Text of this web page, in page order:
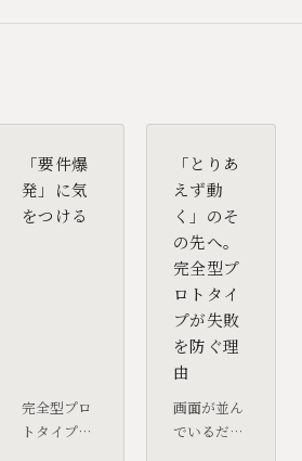
「要件爆
発」に気
をつける
完全型プロ
トタイプは
「とりあ
えず動
く」のそ
の先へ。
完全型プ
ロトタイ
プが失敗
を防ぐ理
由
画面が並ん
でいるだけ